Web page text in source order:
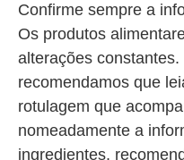
Confirme sempre a
Os produtos
alterações
recomendamos que
rotulagem que
nomeadamente a
ingredientes,